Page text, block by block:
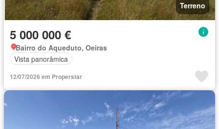
Terreno
5 000 000 €
Bairro do Aqueduto, Oeiras
Vista panorâmica
12/07/2026 em Properstar